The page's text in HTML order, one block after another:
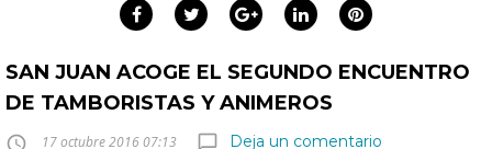
FacebookTwitterGoogle+LinkedInPinterest
SAN JUAN ACOGE EL SEGUNDO ENCUENTRO
DE TAMBORISTAS Y ANIMEROS
access_time 17 octubre 2016 07:13 chat_bubble_outline Deja un comentario